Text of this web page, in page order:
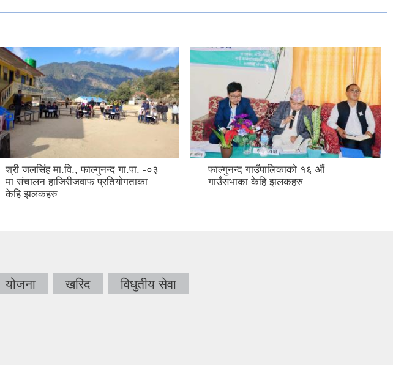
श्री जलसिंह मा.वि., फाल्गुनन्द गा.पा. -०३
मा संचालन हाजिरीजवाफ प्रतियोगताका
केहि झलकहरु
फाल्गुनन्द गाउँपालिकाको १६ औं
गाउँसभाका केहि झलकहरु
योजना खरिद विधुतीय सेवा